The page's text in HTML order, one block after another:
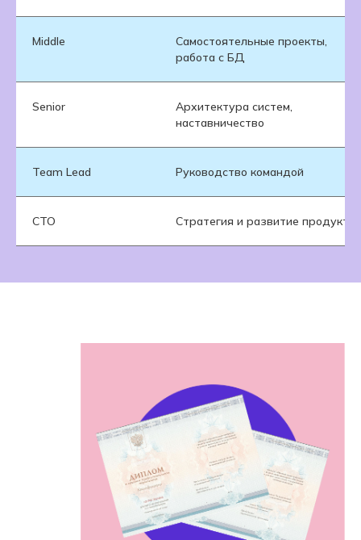
Middle
Самостоятельные проекты,
работа с БД
Senior
Архитектура систем,
наставничество
Team Lead Руководство командой
CTO Стратегия и развитие продукта